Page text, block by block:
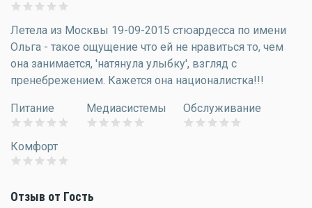
Летела из Москвы 19-09-2015 стюардесса по имени
Ольга - такое ощущение что ей не нравиться то, чем
она занимается, 'натянула улыбку', взгляд с
пренебрежением. Кажется она националистка!!!
Питание Медиасистемы Обслуживание
Комфорт
Отзыв от Гость